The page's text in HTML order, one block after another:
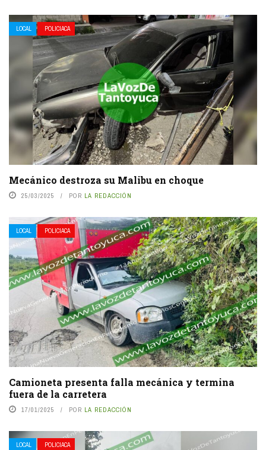
LOCAL POLICIACA
Mecánico destroza su Malibu en choque
25/03/2025 POR LA REDACCIÓN
LOCAL POLICIACA
Camioneta presenta falla mecánica y termina
fuera de la carretera
17/01/2025 POR LA REDACCIÓN
LOCAL POLICIACA